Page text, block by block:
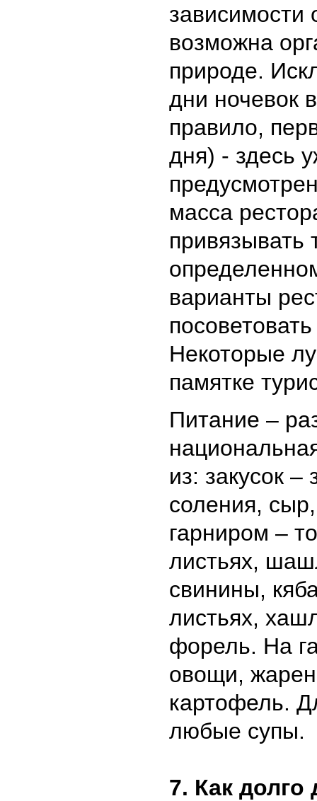
зависимости
возможна
природе.
дни ночевок
правило,
дня) - здесь
масса
привязывать
варианты
Некоторые
памятке
Питание –
из: закусок
соления,
гарниром –
листьях,
свинины,
листьях,
форель. На
овощи,
картофель.
любые супы.
7. Как долго